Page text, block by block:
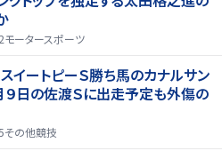
モータースポーツ
スイートピーＳ勝ち馬のカナルサン
９日の佐渡Ｓに出走予定も外傷の
その他競技